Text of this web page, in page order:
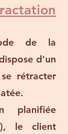
de la
d’un
rétracter
planifiée
le client